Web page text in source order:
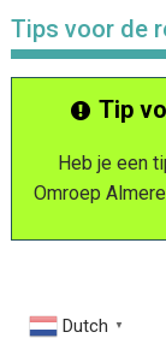
Tips voor de
Tip
Heb je een
Omroep
Dutch ▼